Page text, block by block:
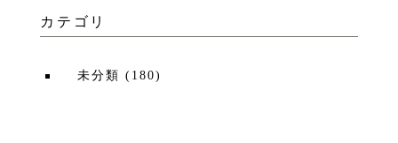
カテゴリ
未分類 ( 180)